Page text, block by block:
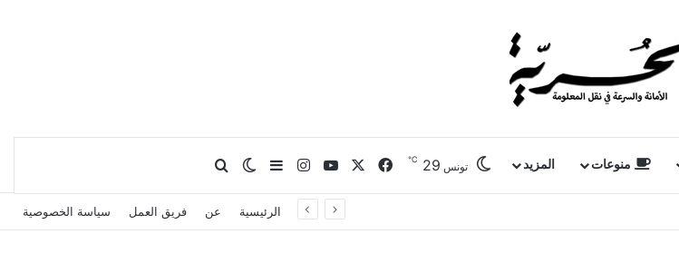
منوعات المزيد تونس 29
℃ فيسبوك يوتيوبانستقرامإضافة عمود جانبي
الوضع المظلم
بحث عن
الرئيسية عن فريق العمل سياسة الخصوصية